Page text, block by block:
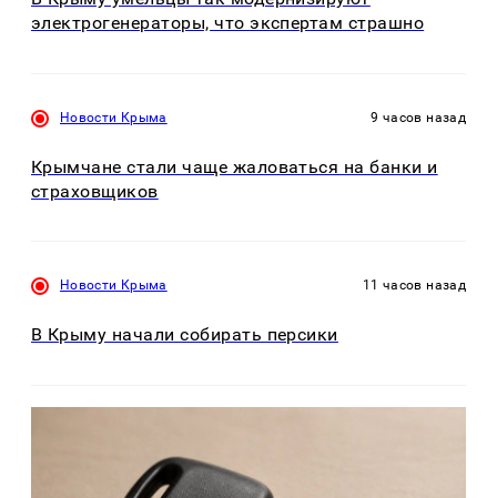
электрогенераторы, что экспертам страшно
Новости Крыма 9 часов назад
Крымчане стали чаще жаловаться на банки и
страховщиков
Новости Крыма 11 часов назад
В Крыму начали собирать персики